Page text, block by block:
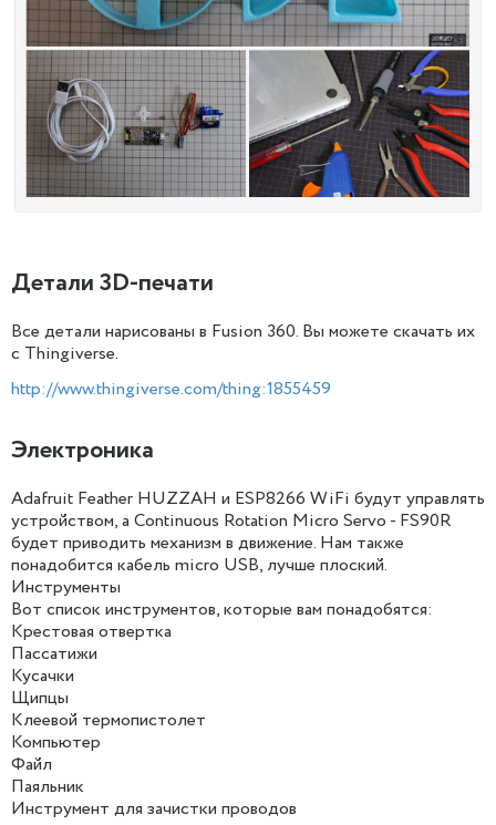
Детали 3D-печати
Все детали нарисованы в Fusion 360. Вы можете скачать их
с Thingiverse.
http://www.thingiverse.com/thing:1855459
Электроника
Adafruit Feather HUZZAH и ESP8266 WiFi будут управлять
устройством, а Continuous Rotation Micro Servo - FS90R
будет приводить механизм в движение. Нам также
понадобится кабель micro USB, лучше плоский.
Инструменты
Вот список инструментов, которые вам понадобятся:
Крестовая отвертка
Пассатижи
Кусачки
Щипцы
Клеевой термопистолет
Компьютер
Файл
Паяльник
Инструмент для зачистки проводов